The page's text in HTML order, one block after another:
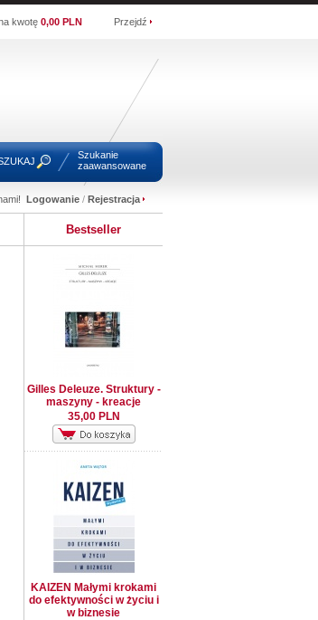
Przejdź
kwotę 0,00 PLN
Szukanie
zaawansowane
Logowanie / Rejestracja
Bestseller
Gilles Deleuze. Struktury -
maszyny - kreacje
35,00 PLN
KAIZEN Małymi krokami
do efektywności w życiu i
w biznesie